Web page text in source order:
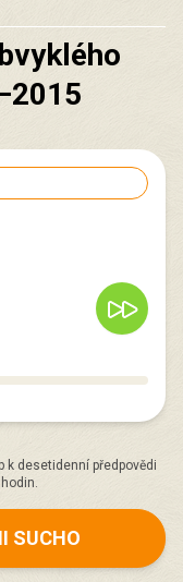
k desetidenní předpovědi
SUCHO